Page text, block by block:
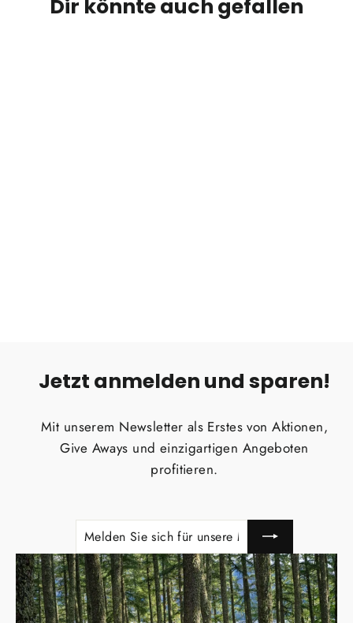
Dir könnte auch gefallen
Jetzt anmelden und sparen!
Mit unserem Newsletter als Erstes von Aktionen,
Give Aways und einzigartigen Angeboten
profitieren.
MELDEN
SIE
FÜR
UNSERE
MAILINGLISTE
AN
ABONNIEREN